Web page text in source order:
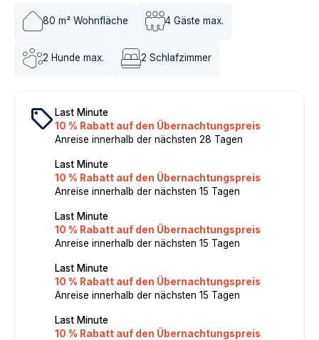
80 m² Wohnfläche 4 Gäste max.
2 Hunde max. 2 Schlafzimmer
local_offer Last Minute
10 % Rabatt auf den Übernachtungspreis
Anreise innerhalb der nächsten 28 Tagen
Last Minute
10 % Rabatt auf den Übernachtungspreis
Anreise innerhalb der nächsten 15 Tagen
Last Minute
10 % Rabatt auf den Übernachtungspreis
Anreise innerhalb der nächsten 15 Tagen
Last Minute
10 % Rabatt auf den Übernachtungspreis
Anreise innerhalb der nächsten 15 Tagen
Last Minute
10 % Rabatt auf den Übernachtungspreis